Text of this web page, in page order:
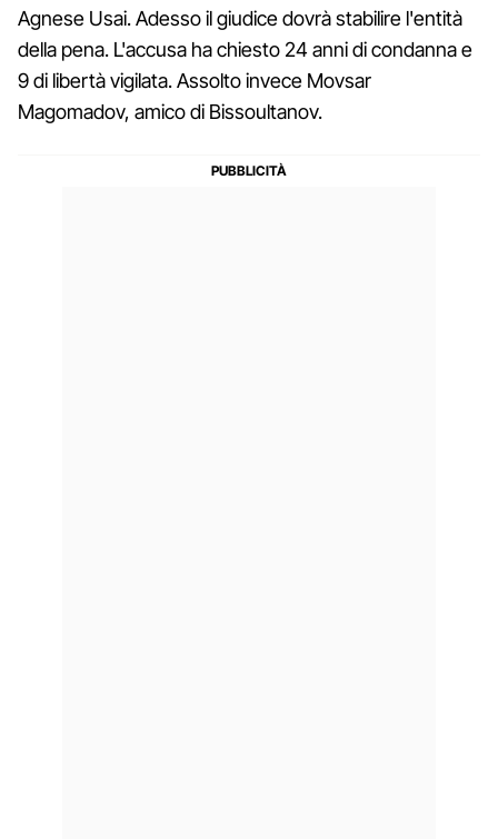
Agnese Usai. Adesso il giudice dovrà stabilire l'entità
della pena. L'accusa ha chiesto 24 anni di condanna e
9 di libertà vigilata. Assolto invece Movsar
Magomadov, amico di Bissoultanov.